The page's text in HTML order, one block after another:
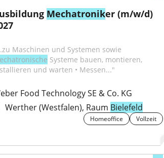
Mechatroniker (m/w/d)
Systeme bauen, montieren,
und warten • Messen..."
Food Technology SE & Co. KG
Werther (Westfalen), Raum Bielefeld
Homeoffice Vollzeit